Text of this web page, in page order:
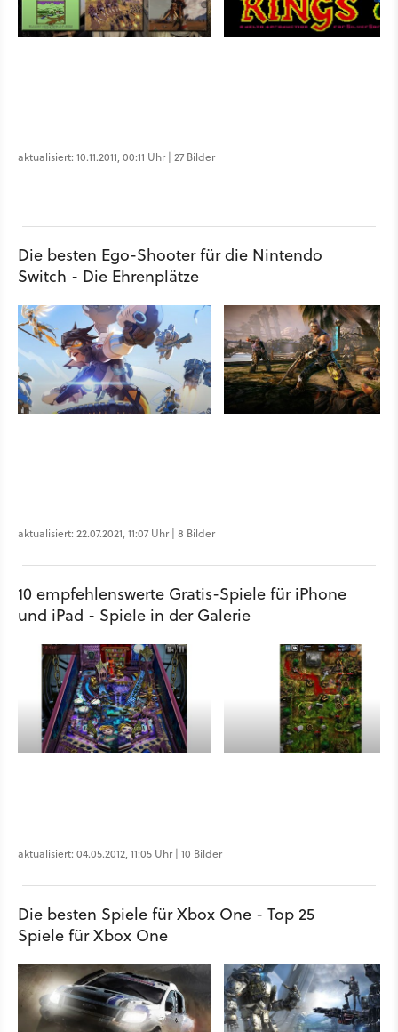
aktualisiert: 10.11.2011, 00:11 Uhr | 27 Bilder
Die besten Ego-Shooter für die Nintendo
Switch - Die Ehrenplätze
aktualisiert: 22.07.2021, 11:07 Uhr | 8 Bilder
10 empfehlenswerte Gratis-Spiele für iPhone
und iPad - Spiele in der Galerie
aktualisiert: 04.05.2012, 11:05 Uhr | 10 Bilder
Die besten Spiele für Xbox One - Top 25
Spiele für Xbox One